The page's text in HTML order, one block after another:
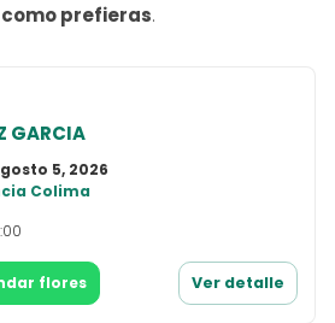
prefieras.
GARCIA
5, 2026
Colima
flores
Ver detalle